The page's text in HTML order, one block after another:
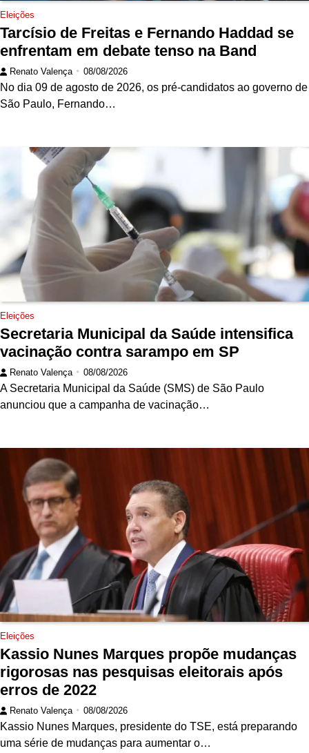
Eleições
Tarcísio de Freitas e Fernando Haddad se
enfrentam em debate tenso na Band
Renato Valença 08/08/2026
No dia 09 de agosto de 2026, os pré-candidatos ao governo de
São Paulo, Fernando…
Eleições
Secretaria Municipal da Saúde intensifica
vacinação contra sarampo em SP
Renato Valença 08/08/2026
A Secretaria Municipal da Saúde (SMS) de São Paulo
anunciou que a campanha de vacinação…
Eleições
Kassio Nunes Marques propõe mudanças
rigorosas nas pesquisas eleitorais após
erros de 2022
Renato Valença 08/08/2026
Kassio Nunes Marques, presidente do TSE, está preparando
uma série de mudanças para aumentar o…